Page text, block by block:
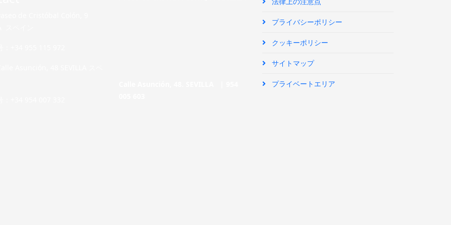
プライバシーポリシー
クッキーポリシー
サイトマップ
プライベートエリア